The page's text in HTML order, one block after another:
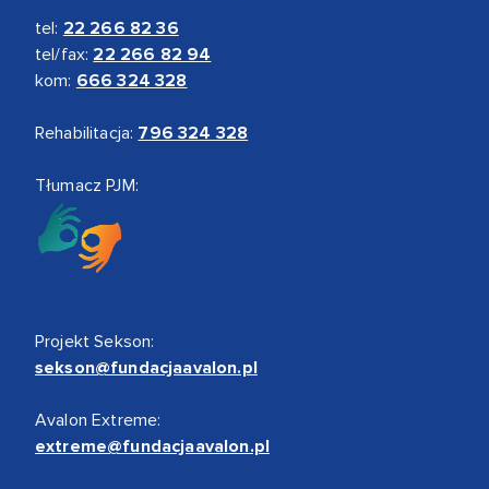
tel: 22 266 82 36
tel/fax: 22 266 82 94
kom: 666 324 328
Rehabilitacja: 796 324 328
Tłumacz PJM:
Projekt Sekson:
sekson@fundacjaavalon.pl
Avalon Extreme:
extreme@fundacjaavalon.pl